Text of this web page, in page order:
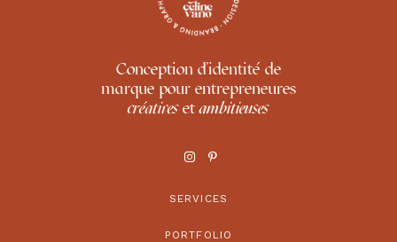
SERVICES
Conception d'identité de
marque pour entrepreneures
créativesetambitieuses
PORTFOLIO